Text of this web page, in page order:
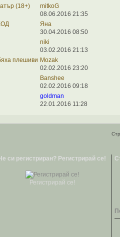
(18+)
mitkoG
08.06.2016 21:35
Яна
30.04.2016 08:50
niki
03.02.2016 21:13
плешиви Mozak
02.02.2016 23:20
Banshee
02.02.2016 09:18
goldman
22.01.2016 11:28
си регистриран? Регистрирай се!
Регистрирай се!